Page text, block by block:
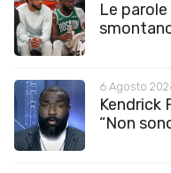
Le
6 Agosto
Kendrick
“Non